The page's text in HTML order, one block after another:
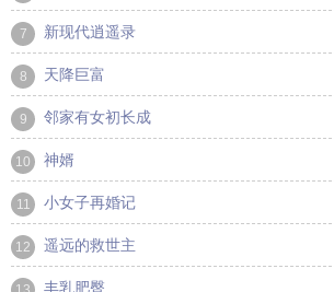
7 新现代逍遥录
8 天降巨富
9 邻家有女初长成
10 神婿
11 小女子再婚记
12 遥远的救世主
丰乳肥臀